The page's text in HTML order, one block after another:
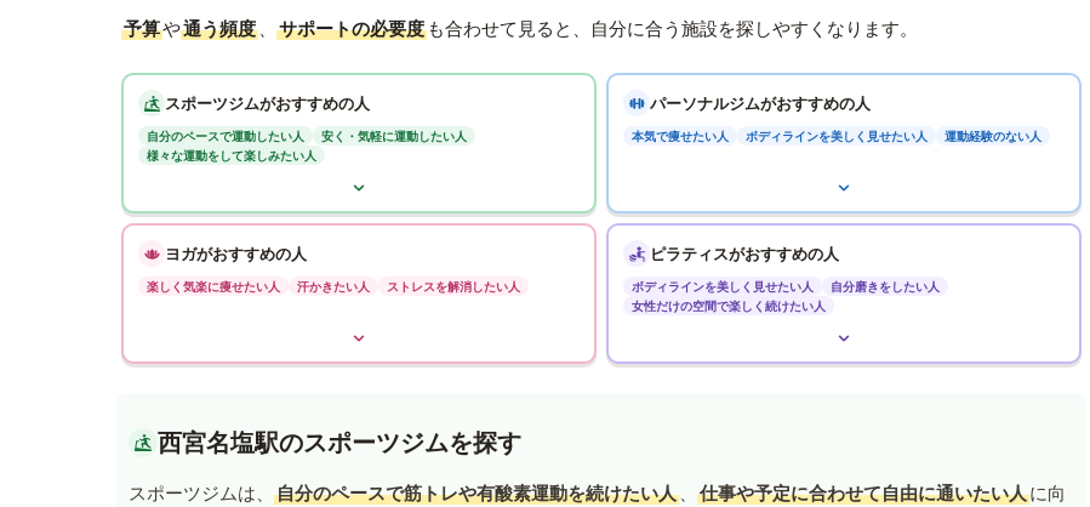
予算や通う頻度 、 サポートの必要度 も合わせて見ると、自分に合う施設を探しやすくなります。
スポーツジムがおすすめの人
自分のペースで運動したい人
安く・気軽に運動したい人
様々な運動をして楽しみたい人
パーソナルジムがおすすめの人
本気で痩せたい人 ボディラインを美しく見せたい人 運動経験のない人
ヨガがおすすめの人
楽しく気楽に痩せたい人 汗かきたい人 ストレスを解消したい人
ピラティスがおすすめの人
ボディラインを美しく見せたい人
自分磨きをしたい人
女性だけの空間で楽しく続けたい人
西宮名塩駅のスポーツジムを探す
スポーツジムは、 自分のペースで筋トレや有酸素運動を続けたい人 、 仕事や予定に合わせて自由に通いたい人に向